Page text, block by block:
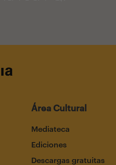
Área Cultural
Mediateca
Ediciones
Descargas gratuitas